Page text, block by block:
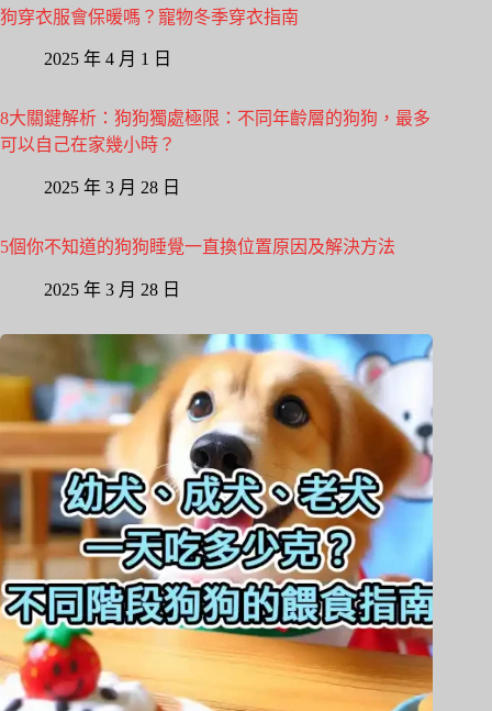
狗穿衣服會保暖嗎？寵物冬季穿衣指南
2025 年 4 月 1 日
8大關鍵解析：狗狗獨處極限：不同年齡層的狗狗，最多
可以自己在家幾小時？
2025 年 3 月 28 日
5個你不知道的狗狗睡覺一直換位置原因及解決方法
2025 年 3 月 28 日